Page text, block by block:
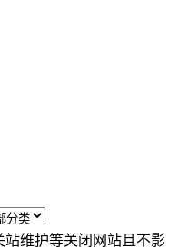
站维护等关闭网站且不影